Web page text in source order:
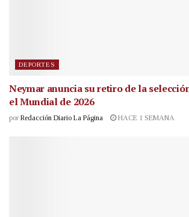
DEPORTES
Neymar anuncia su retiro de la
el Mundial de 2026
por Redacción Diario La Página HACE 1 SEMANA